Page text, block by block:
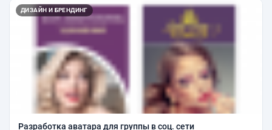
ДИЗАЙН И БРЕНДИНГ
Разработка аватара для группы в соц. сети